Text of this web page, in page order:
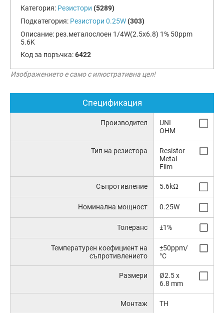
Категория: Резистори (5289)
Подкатегория: Резистори 0.25W (303)
Описание: рез.металослоен 1/4W(2.5x6.8) 1% 50ppm
5.6K
Код за поръчка:6422
Изображението е само с илюстративна цел!
Спецификация
Производител
UNI
OHM
Тип на резистора
Resistor
Metal
Film
Съпротивление 5.6kΩ
Номинална мощност 0.25W
Толеранс ±1%
Температурен коефициент на
съпротивлението
±50ppm/
°C
Размери
Ø2.5 x
6.8 mm
Монтаж TH